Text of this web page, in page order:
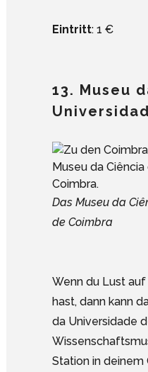
Eintritt: 1 €
13. Museu
Das Museu da
de Coimbra
Wenn du Lust
hast, dann kann
da Universidade
Station in deinem